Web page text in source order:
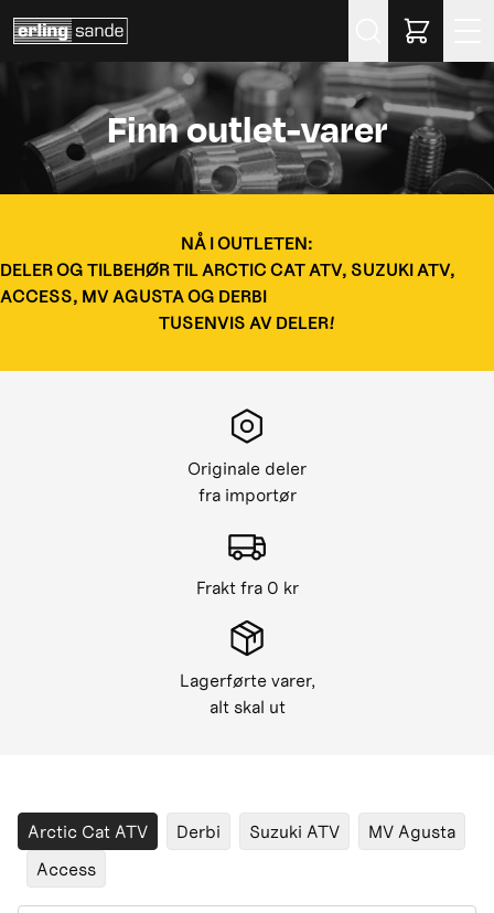
Finn outlet-varer
NÅ I OUTLETEN:
DELER OG TILBEHØR TIL ARCTIC CAT ATV, SUZUKI ATV,
ACCESS, MV AGUSTA OG DERBI
TUSENVIS AV DELER!
Originale deler
fra importør
Frakt fra 0 kr
Lagerførte varer,
alt skal ut
Arctic Cat ATV Derbi Suzuki ATV
MV Agusta
Access